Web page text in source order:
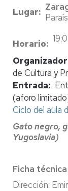
Lugar
Horario
de Cultura y
Entrada
(aforo
Ciclo del aula
Gato negro,
Yugoslavia)
Ficha
Dirección: